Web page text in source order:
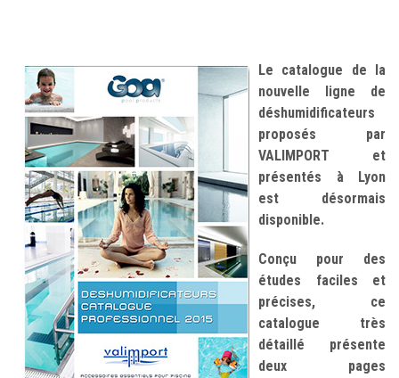
Le catalogue de la
nouvelle ligne de
déshumidificateurs
proposés par
VALIMPORT et
présentés à Lyon
est désormais
disponible.
Conçu pour des
études faciles et
précises, ce
catalogue très
détaillé présente
deux pages